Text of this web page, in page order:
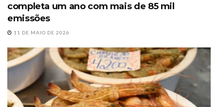
completa um ano com mais de 85 mil
emissões
11 DE MAIO DE 2026